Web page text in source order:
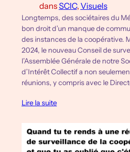
dansSCIC, Visuels
Longtemps, des sociétaires du
bon droit d’un manque de
des instances de la coopérative.
2024, le nouveau Conseil de
l’Assemblée Générale de notre
d’Intérêt Collectif a non
réunions, y compris avec le
Lire la suite